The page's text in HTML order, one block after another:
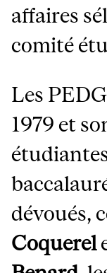
affaires
comité
Les
1979 et
dévoués,
Coquerel